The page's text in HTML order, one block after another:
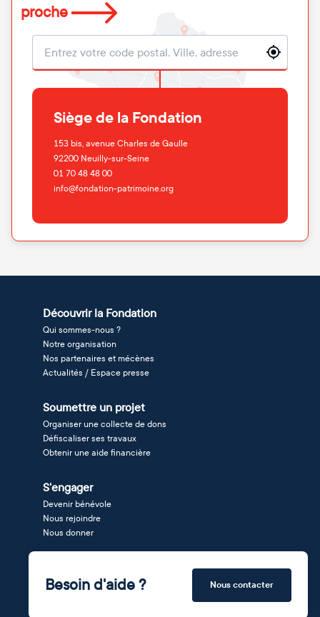
proche
Localisation
Siège de la Fondation
153 bis, avenue Charles de Gaulle
92200 Neuilly-sur-Seine
01 70 48 48 00
info@fondation-patrimoine.org
Découvrir la Fondation
Qui sommes-nous ?
Notre organisation
Nos partenaires et mécènes
Actualités / Espace presse
Soumettre un projet
Organiser une collecte de dons
Défiscaliser ses travaux
Obtenir une aide financière
S'engager
Devenir bénévole
Nous rejoindre
Nous donner
Besoin d'aide ? Nous contacter